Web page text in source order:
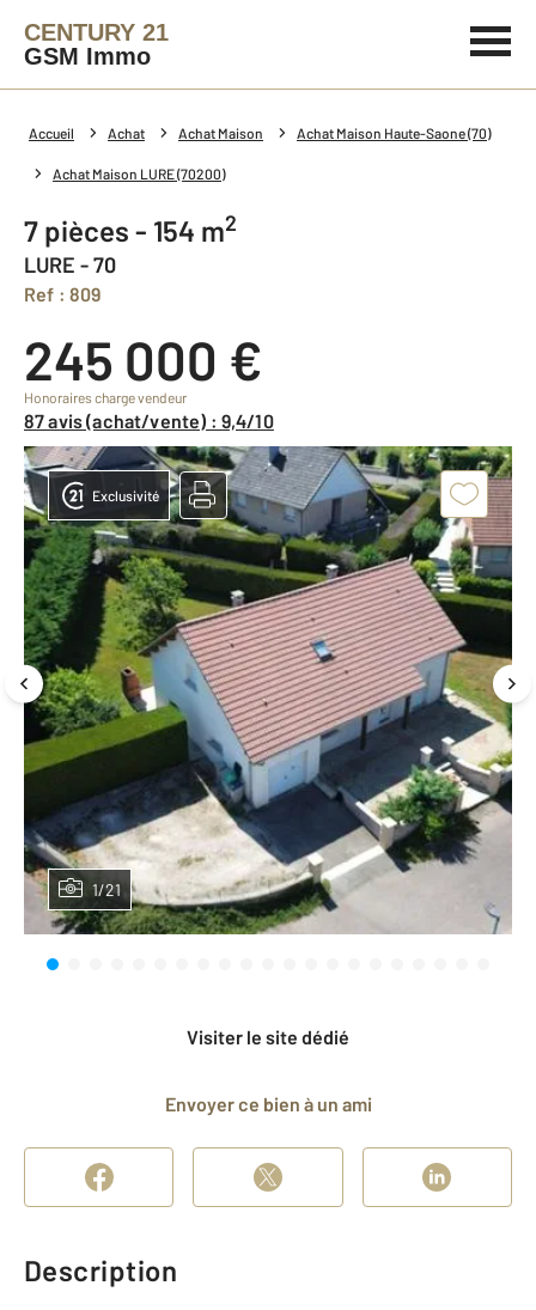
CENTURY 21
GSM Immo
Accueil Achat Achat Maison Achat Maison Haute-Saone (70)
Achat Maison LURE (70200)
7 pièces - 154 m2
LURE - 70
Ref : 809
245 000 €
Honoraires charge vendeur
87 avis (achat/vente) : 9,4/10
1/21
Exclusivité
Visiter le site dédié
Envoyer ce bien à un ami
Description